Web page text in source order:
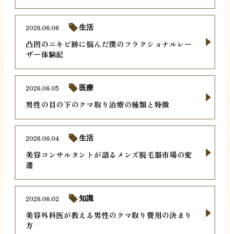
凸凹のニキビ跡に悩んだ僕のフラクショナルレー
ザー体験記
2026.06.06 生活
男性の目の下のクマ取り治療の種類と特徴
2026.06.05 医療
美容コンサルタントが語るメンズ脱毛器市場の変
遷
2026.06.04 生活
美容外科医が教える男性のクマ取り費用の決まり
方
2026.06.02 知識